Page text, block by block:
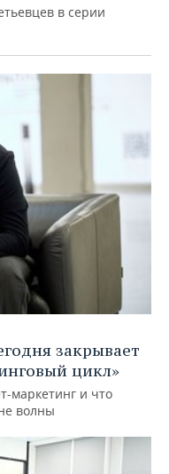
в серии
закрывает
цикл»
маркетинг и что
волны